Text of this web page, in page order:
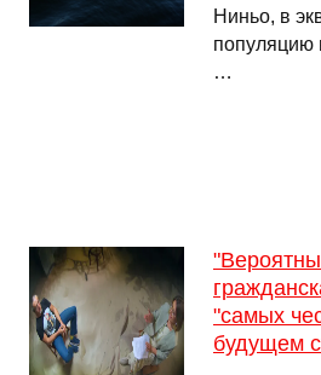
Ниньо, в
популяцию
…
"самых
будущем